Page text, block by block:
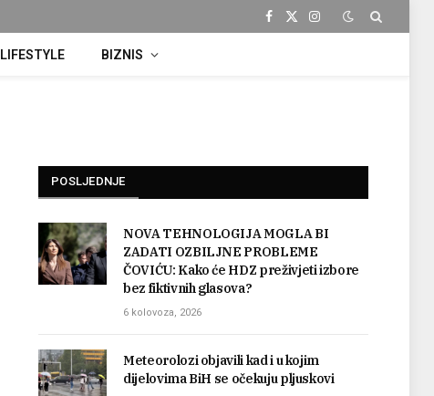
Facebook
X
Instagram
LIFESTYLE BIZNIS
POSLJEDNJE
NOVA TEHNOLOGIJA MOGLA BI
ZADATI OZBILJNE PROBLEME
ČOVIĆU: Kako će HDZ preživjeti izbore
bez fiktivnih glasova?
6 kolovoza, 2026
Meteorolozi objavili kad i u kojim
dijelovima BiH se očekuju pljuskovi